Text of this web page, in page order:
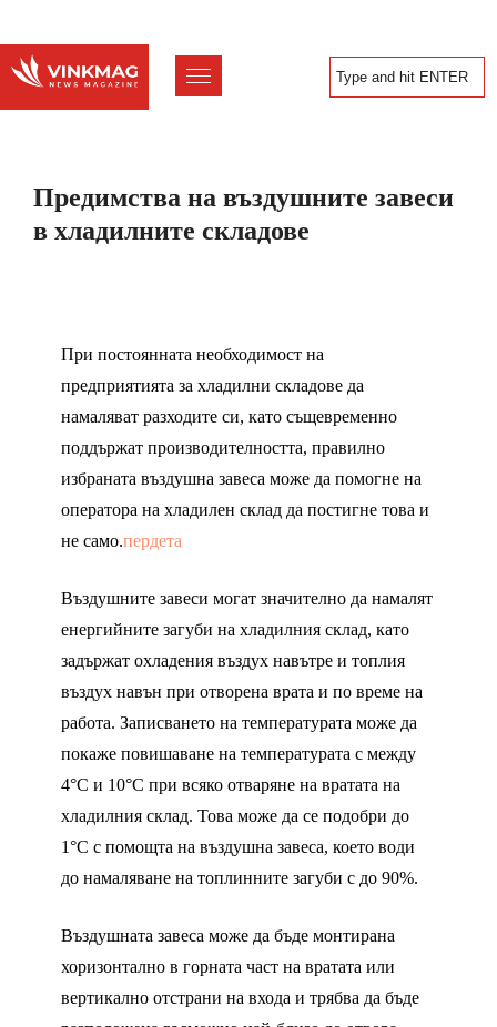
Предимства на въздушните завеси
в хладилните складове
При постоянната необходимост на
предприятията за хладилни складове да
намаляват разходите си, като същевременно
поддържат производителността, правилно
избраната въздушна завеса може да помогне на
оператора на хладилен склад да постигне това и
не само.пердета
Въздушните завеси могат значително да намалят
енергийните загуби на хладилния склад, като
задържат охладения въздух навътре и топлия
въздух навън при отворена врата и по време на
работа. Записването на температурата може да
покаже повишаване на температурата с между
4°C и 10°C при всяко отваряне на вратата на
хладилния склад. Това може да се подобри до
1°C с помощта на въздушна завеса, което води
до намаляване на топлинните загуби с до 90%.
Въздушната завеса може да бъде монтирана
хоризонтално в горната част на вратата или
вертикално отстрани на входа и трябва да бъде